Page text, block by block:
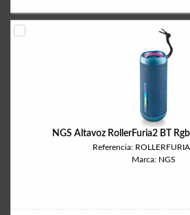
NGS Altavoz RollerFuria2 BT
Referencia:
Marca: NGS